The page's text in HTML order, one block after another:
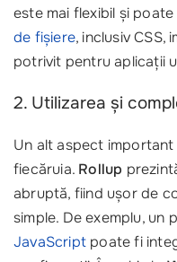
este mai flexibil și
de fișiere, inclusiv CSS,
potrivit pentru aplicații
2. Utilizarea și
Un alt aspect
fiecăruia. Rollup
abruptă, fiind ușor de
simple. De exemplu, un
JavaScript poate fi